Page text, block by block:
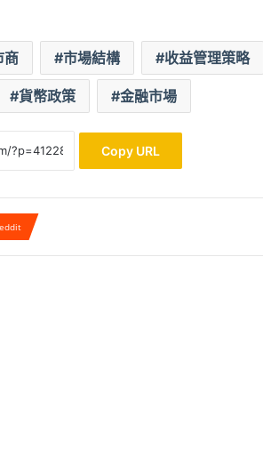
商 市場結構 收益管理策略
貨幣政策 金融市場
Copy URL